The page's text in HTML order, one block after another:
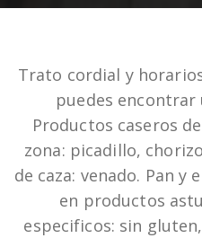
Trato cordial y
puedes encontrar
Productos caseros
zona: picadillo,
de caza: venado. Pan y
en productos
especificos: sin